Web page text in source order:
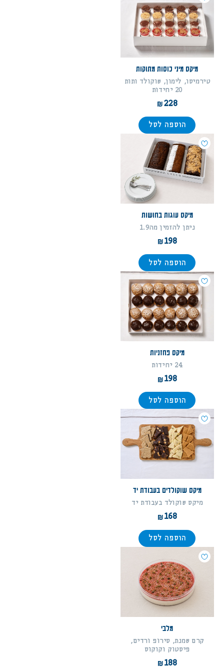
מיקס מיני כוסות מתוקות
טירמיסו, לימון, שוקולד ותות
20 יחידות
228
הוספה לסל
מיקס עוגות בחושות
ניתן להזמין מה1.9
198
הוספה לסל
מיקס פחזניות
24 יחידות
198
הוספה לסל
מיקס שוקולדים בעבודת יד
מיקס שוקולד בעבודת יד
168
הוספה לסל
מלבי
קרם שמנת, סירופ ורדים,
פיסטוק וקוקוס
188